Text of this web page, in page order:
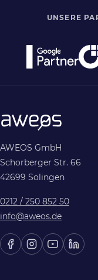
UNSERE
AWEOS GmbH
Schorberger Str. 66
42699 Solingen
0212 / 250 852 50
info@aweos.de